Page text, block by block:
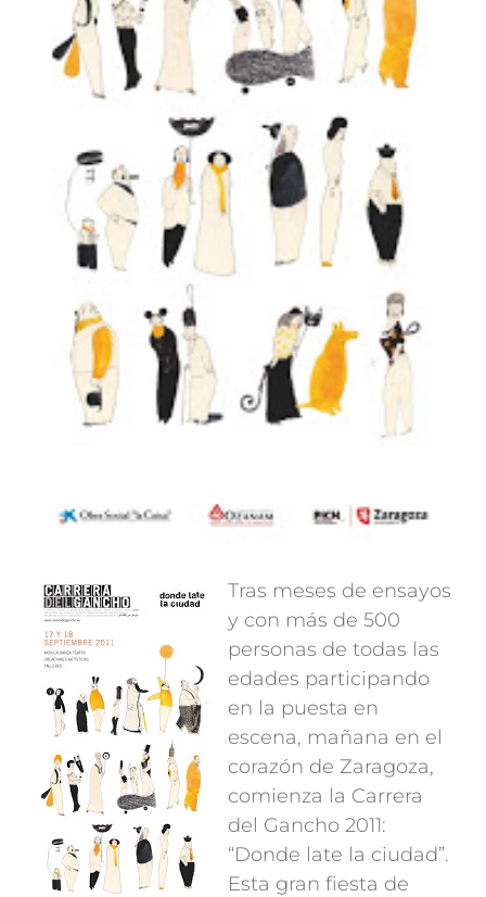
Tras meses de ensayos
y con más de 500
personas de todas las
edades participando
en la puesta en
escena, mañana en el
corazón de Zaragoza,
comienza la Carrera
del Gancho 2011:
“Donde late la ciudad”.
Esta gran fiesta de